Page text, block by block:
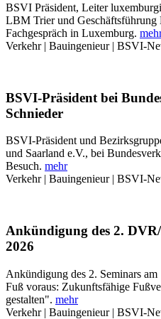
BSVI Präsident, Leiter
LBM Trier und
Fachgespräch in Luxemburg.
Verkehr | Bauingenieur | BSVI-
BSVI-Präsident bei
Schnieder
BSVI-Präsident und
und Saarland e.V., bei
Besuch. mehr
Verkehr | Bauingenieur | BSVI-
Ankündigung des 2.
2026
Ankündigung des 2. Seminars
Fuß voraus: Zukunftsfähige
gestalten". mehr
Verkehr | Bauingenieur | BSVI-